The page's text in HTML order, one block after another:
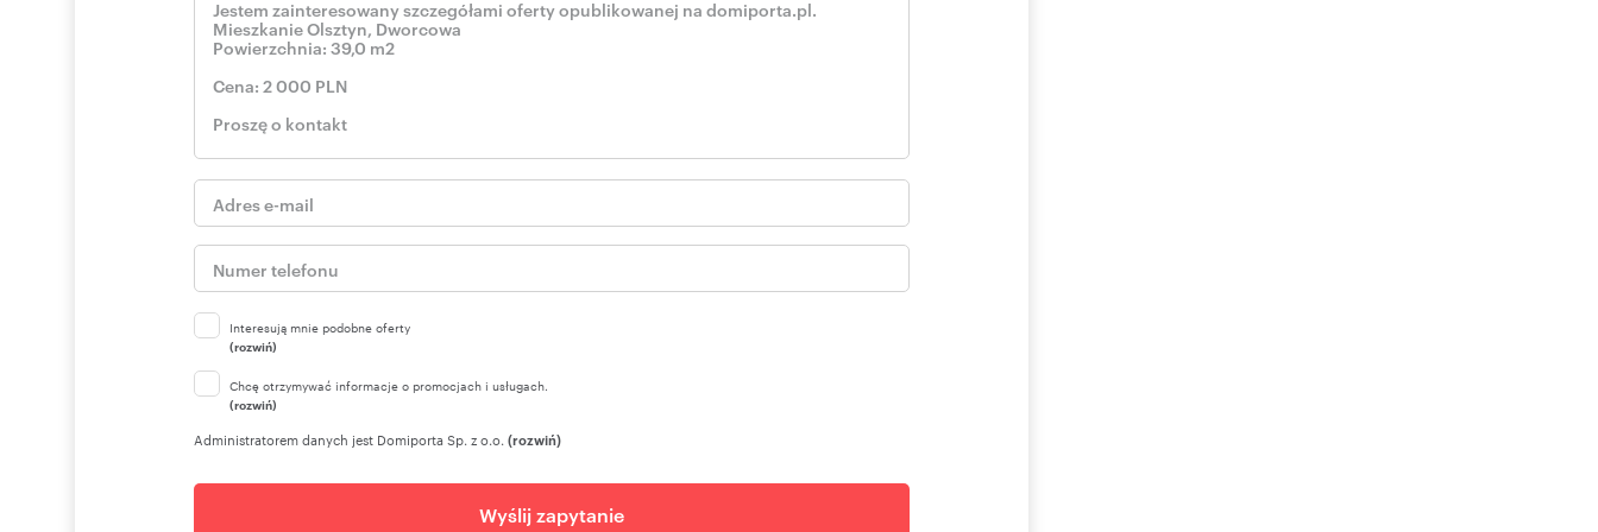
Interesują mnie podobne oferty
(rozwiń)
Chcę otrzymywać informacje o promocjach i usługach.
(rozwiń)
Administratorem danych jest Domiporta Sp. z o.o. (rozwiń)
Wyślij zapytanie